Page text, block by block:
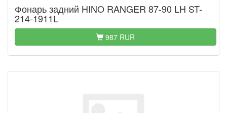
Фонарь задний HINO RANGER 87-90 LH ST-
214-1911L
987 RUR